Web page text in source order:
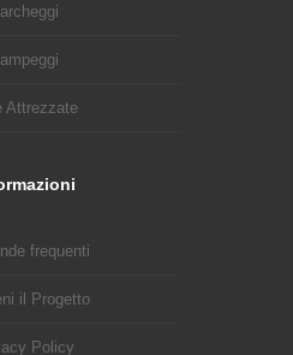
Attrezzate
frequenti
il Progetto
Policy